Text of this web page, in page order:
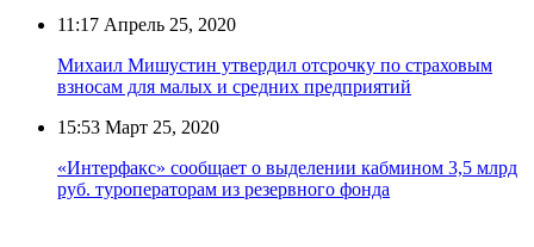
11:17 Апрель 25, 2020
Михаил Мишустин утвердил отсрочку по страховым
взносам для малых и средних предприятий
15:53 Март 25, 2020
«Интерфакс» сообщает о выделении кабмином 3,5 млрд
руб. туроператорам из резервного фонда